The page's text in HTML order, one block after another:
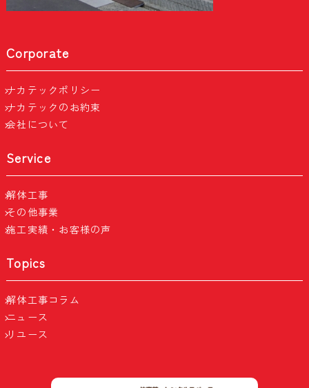
Corporate
ナカテックポリシー
ナカテックのお約束
会社について
Service
解体工事
その他事業
施工実績・お客様の声
Topics
解体工事コラム
ニュース
リユース